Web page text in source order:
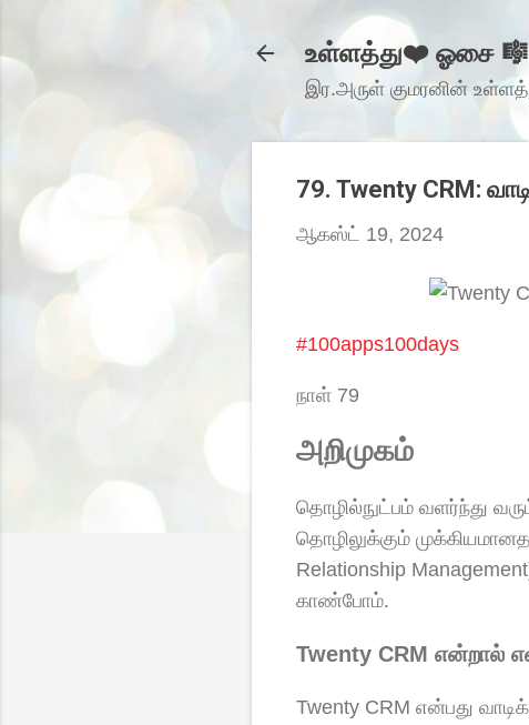
உள்ளத்து❤️ ஓசை 🎼
இர.அருள் குமரனின்
79. Twenty CRM:
ஆகஸ்ட் 19, 2024
#100apps100days
நாள் 79
அறிமுகம்
தொழில்நுட்பம் வளர்ந்து
தொழிலுக்கும்
Relationship
காண்போம்.
Twenty CRM என்றால்
Twenty CRM என்பது